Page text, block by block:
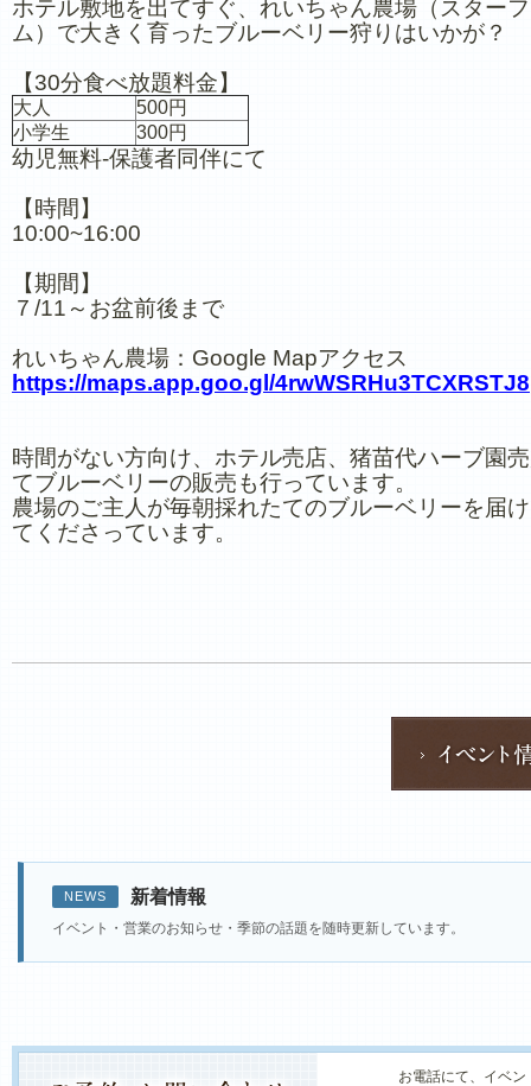
ホテル敷地を出てすぐ、れいちゃん農場（スター
ム）で大きく育ったブルーベリー狩りはいかが？
【30分食べ放題料金】
大人
500円
小学生
300円
幼児無料-保護者同伴にて
【時間】
10:00~16:00
【期間】
７/11～お盆前後まで
れいちゃん農場：Google Mapアクセス
https://maps.app.goo.gl/4rwWSRHu3TCXRSTJ8
時間がない方向け、ホテル売店、猪苗代ハーブ園
てブルーベリーの販売も行っています。
農場のご主人が毎朝採れたてのブルーベリーを届
てくださっています。
NEWS 新着情報
イベント・営業のお知らせ・季節の話題を随時更新しています。
お電話にて、イベ